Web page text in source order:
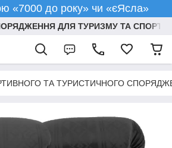
«7000 до року» чи «єЯсла»
ДЛЯ ТУРИЗМУ ТА СПОРТУ
ТА ТУРИСТИЧНОГО